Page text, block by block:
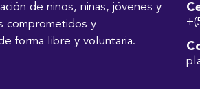
de niños, niñas, jóvenes y
comprometidos y
forma libre y voluntaria.